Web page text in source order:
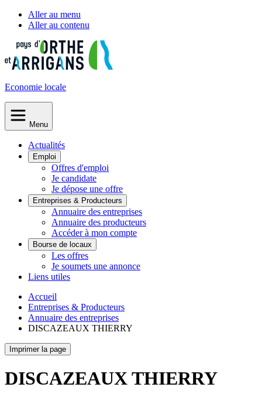
Aller au menu
Aller au contenu
Economie locale
Menu
Actualités
Emploi
Offres d'emploi
Je candidate
Je dépose une offre
Entreprises & Producteurs
Annuaire des entreprises
Annuaire des producteurs
Accéder à mon compte
Bourse de locaux
Les offres
Je soumets une annonce
Liens utiles
Accueil
Entreprises & Producteurs
Annuaire des entreprises
DISCAZEAUX THIERRY
Imprimer la page
DISCAZEAUX THIERRY